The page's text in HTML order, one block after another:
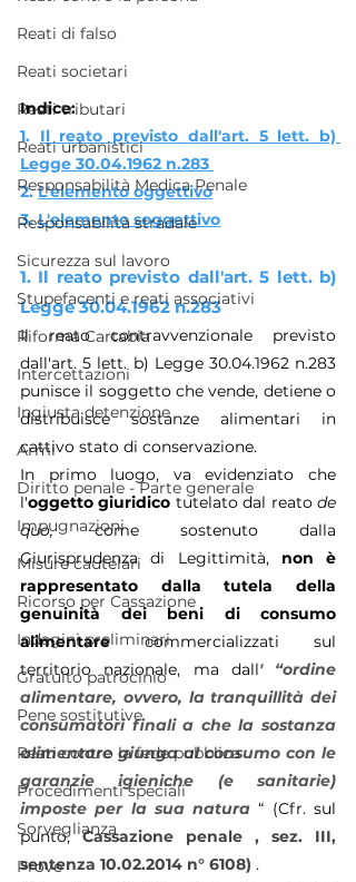
Reati di falso
Reati societari
Reati tributari
Reati urbanistici
Responsabilità Medica Penale
Responsabilità stradale
Sicurezza sul lavoro
Stupefacenti e reati associativi
Riforma Cartabia
Intercettazioni
Ingiusta detenzione
Armi
Diritto penale - Parte generale
Impugnazioni
Misure cautelari
Ricorso per Cassazione
Indagini preliminari
Gratuito patrocinio
Pene sostitutive
Reati contro la fede pubblica
Procedimenti speciali
Sorveglianza
Prove
Indice:
1. Il reato previsto dall'art. 5 lett. b)
Legge 30.04.1962 n.283
2. L'elemento oggettivo
3. L'elemento soggettivo
1. Il reato previsto dall'art. 5 lett. b)
Legge 30.04.1962 n.283
Il reato contravvenzionale previsto
dall'art. 5 lett. b) Legge 30.04.1962 n.283
punisce il soggetto che vende, detiene o
distribuisce sostanze alimentari in
cattivo stato di conservazione.
In primo luogo, va evidenziato che
l'oggetto giuridico tutelato dal reato de
quo, come sostenuto dalla
Giurisprudenza di Legittimità, non è
rappresentato dalla tutela della
genuinità dei beni di consumo
alimentare commercializzati sul
territorio nazionale, ma dall' “ordine
alimentare, ovvero, la tranquillità dei
consumatori finali a che la sostanza
alimentare giunga al consumo con le
garanzie igieniche (e sanitarie)
imposte per la sua natura “ (Cfr. sul
punto, Cassazione penale , sez. III,
sentenza 10.02.2014 n° 6108) .